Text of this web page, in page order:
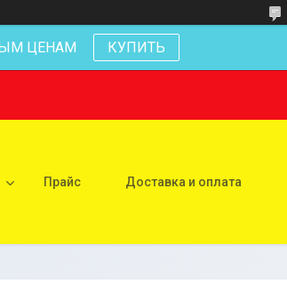
ЦЕНАМ КУПИТЬ
Прайс Доставка и оплата